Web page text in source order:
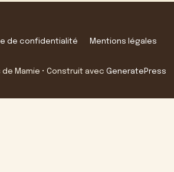
de confidentialité Mentions légales
Mamie • Construit avec GeneratePress